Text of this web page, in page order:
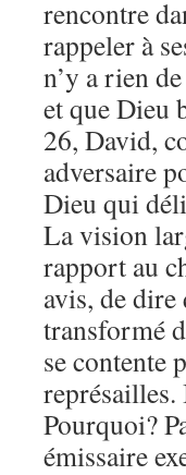
rencontre
rappeler à
n’y a rien
et que Dieu
26, David,
adversaire
Dieu qui
La vision
rapport au
avis, de dire
transformé
se contente
représailles.
Pourquoi?
émissaire